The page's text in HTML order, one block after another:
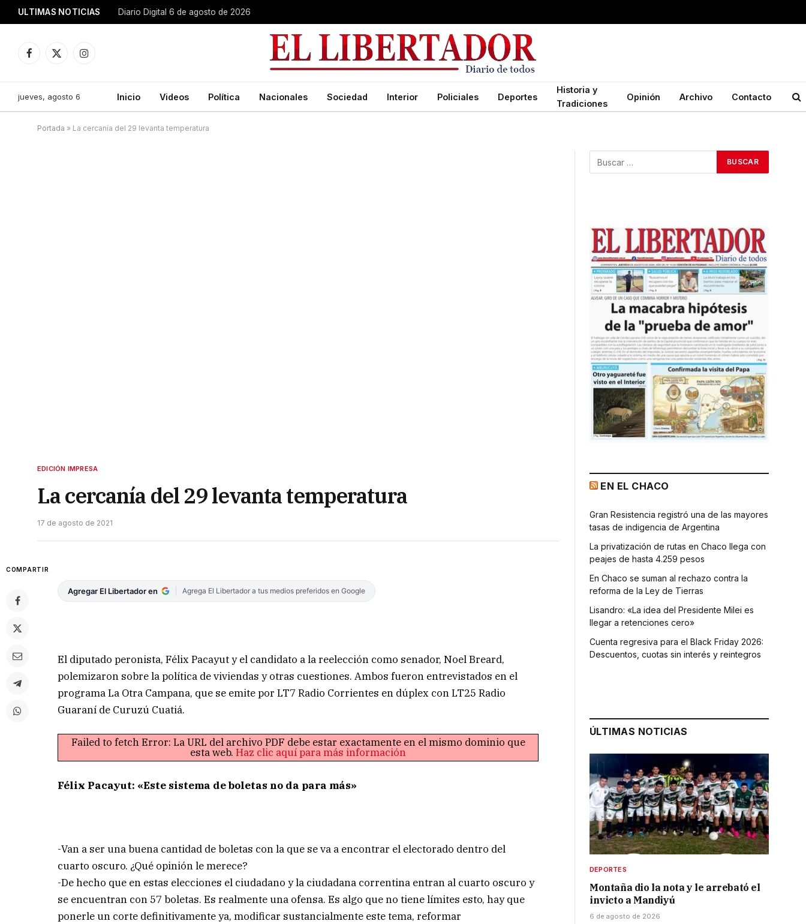
ULTIMAS NOTICIAS Diario Digital 6 de agosto de 2026
Facebook
X
Instagram
jueves, agosto 6 Inicio Videos Política Nacionales Sociedad Interior Policiales Deportes
Historia y
Tradiciones
Opinión Archivo Contacto
Portada » La cercanía del 29 levanta temperatura
EDICIÓN IMPRESA
La cercanía del 29 levanta temperatura
17 de agosto de 2021
COMPARTIR
Agregar El Libertador en Agrega El Libertador a tus medios preferidos en Google
El diputado peronista, Félix Pacayut y el candidato a la reelección como senador, Noel Breard,
polemizaron sobre la política de viviendas y otras cuestiones. Ambos fueron entrevistados en el
programa La Otra Campana, que se emite por LT7 Radio Corrientes en dúplex con LT25 Radio
Guaraní de Curuzú Cuatiá.
Failed to fetch Error: La URL del archivo PDF debe estar exactamente en el mismo dominio que
esta web. Haz clic aquí para más información
Félix Pacayut: «Este sistema de boletas no da para más»
-Van a ser una buena cantidad de boletas con la que se va a encontrar el electorado dentro del
cuarto oscuro. ¿Qué opinión le merece?
-De hecho que en estas elecciones el ciudadano y la ciudadana correntina entran al cuarto oscuro y
se encuentran con 57 boletas. Es realmente una ofensa. Es algo que no tiene límites esto, hay que
ponerle un corte definitivamente ya, modificar sustancialmente este tema, reformar
EN EL CHACO
Gran Resistencia registró una de las mayores
tasas de indigencia de Argentina
La privatización de rutas en Chaco llega con
peajes de hasta 4.259 pesos
En Chaco se suman al rechazo contra la
reforma de la Ley de Tierras
Lisandro: «La idea del Presidente Milei es
llegar a retenciones cero»
Cuenta regresiva para el Black Friday 2026:
Descuentos, cuotas sin interés y reintegros
ÚLTIMAS NOTICIAS
DEPORTES
Montaña dio la nota y le arrebató el
invicto a Mandiyú
6 de agosto de 2026